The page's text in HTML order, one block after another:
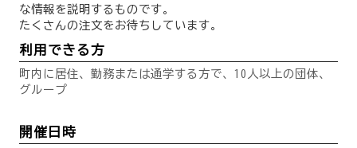
な情報を説明するものです。
たくさんの注文をお待ちしています。
利用できる方
町内に居住、勤務または通学する方で、10人以上の団体、
グループ
開催日時